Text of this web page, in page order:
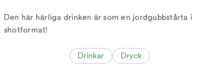
Den här härliga drinken är som en jordgubbstårta i
shotformat!
Drinkar Dryck